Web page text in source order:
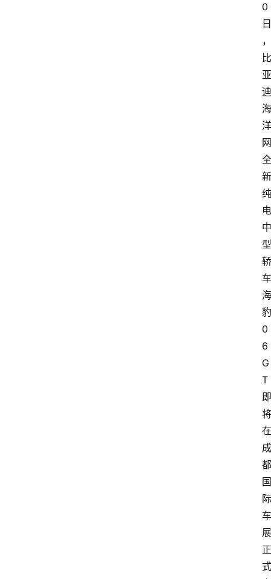
0
日
，
比
亚
迪
海
洋
网
全
新
纯
电
中
型
轿
车
海
豹
0
6
G
T
即
将
在
成
都
国
际
车
展
正
式